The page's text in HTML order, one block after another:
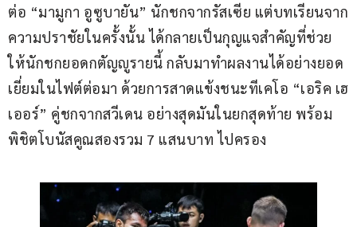
ต่อ “มามูกา อูซูบายัน” นักชกจากรัสเซีย แต่บทเรียนจาก
ความปราชัยในครั้งนั้น ได้กลายเป็นกุญแจสำคัญที่ช่วย
ให้นักชกยอดกตัญญูรายนี้ กลับมาทำผลงานได้อย่างยอด
เยี่ยมในไฟต์ต่อมา ด้วยการสาดแข้งชนะทีเคโอ “เอริค เฮ
เออร์” คู่ชกจากสวีเดน อย่างสุดมันในยกสุดท้าย พร้อม
พิชิตโบนัสคูณสองรวม 7 แสนบาท ไปครอง